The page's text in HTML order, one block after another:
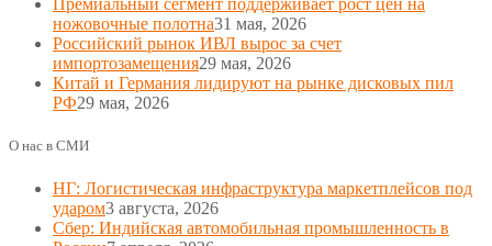
Премиальный сегмент поддерживает рост цен на
ножовочные полотна31 мая, 2026
Российский рынок ИВЛ вырос за счет
импортозамещения29 мая, 2026
Китай и Германия лидируют на рынке дисковых пил
РФ29 мая, 2026
О нас в СМИ
НГ: Логистическая инфраструктура маркетплейсов под
ударом3 августа, 2026
Сбер: Индийская автомобильная промышленность в